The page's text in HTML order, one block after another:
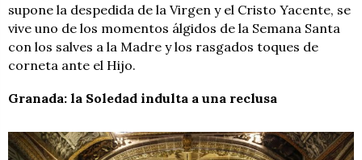
supone la despedida de la Virgen y el Cristo Yacente, se
vive uno de los momentos álgidos de la Semana Santa
con los salves a la Madre y los rasgados toques de
corneta ante el Hijo.
Granada: la Soledad indulta a una reclusa